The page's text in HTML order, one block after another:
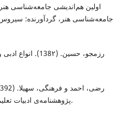
جامعه‌شناسی هنر، گردآورنده:
رزﻣﺠﻮ، ﺣﺴﯿﻦ.
ﭘﮋوﻫﺸﻨﺎﻣﻪ‌ی ادﺑﯿﺎت ﺗﻌﻠﯿﻤﯽ، س۵، ش۱۸، صص ۷۹تا۱۰۲.